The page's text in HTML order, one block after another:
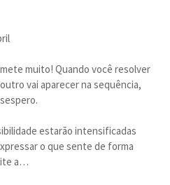
muito! Quando você resolver
vai aparecer na sequência,
estarão intensificadas
o que sente de forma
a…